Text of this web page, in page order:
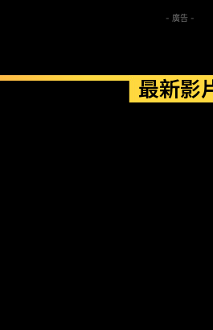
- 廣告 -
最新影